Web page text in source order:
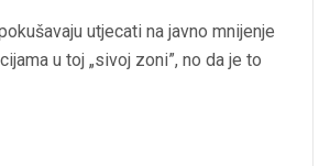
utjecati na javno mnijenje
u toj „sivoj zoni”, no da je to